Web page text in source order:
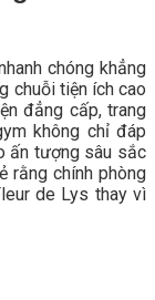
chóng khẳng
chuỗi tiện ích cao
đẳng cấp, trang
không chỉ đáp
ấn tượng sâu sắc
rằng chính phòng
de Lys thay vì